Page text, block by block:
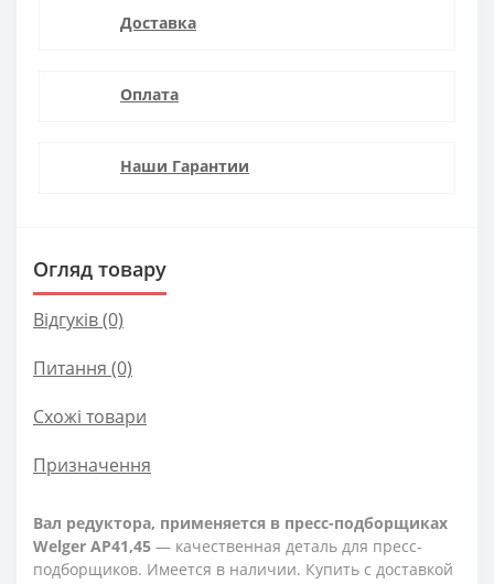
Доставка
Оплата
Наши Гарантии
Огляд товару
Відгуків (0)
Питання (0)
Схожі товари
Призначення
Вал редуктора, применяется в пресс-подборщиках
Welger AP41,45 — качественная деталь для пресс-
подборщиков. Имеется в наличии. Купить с доставкой